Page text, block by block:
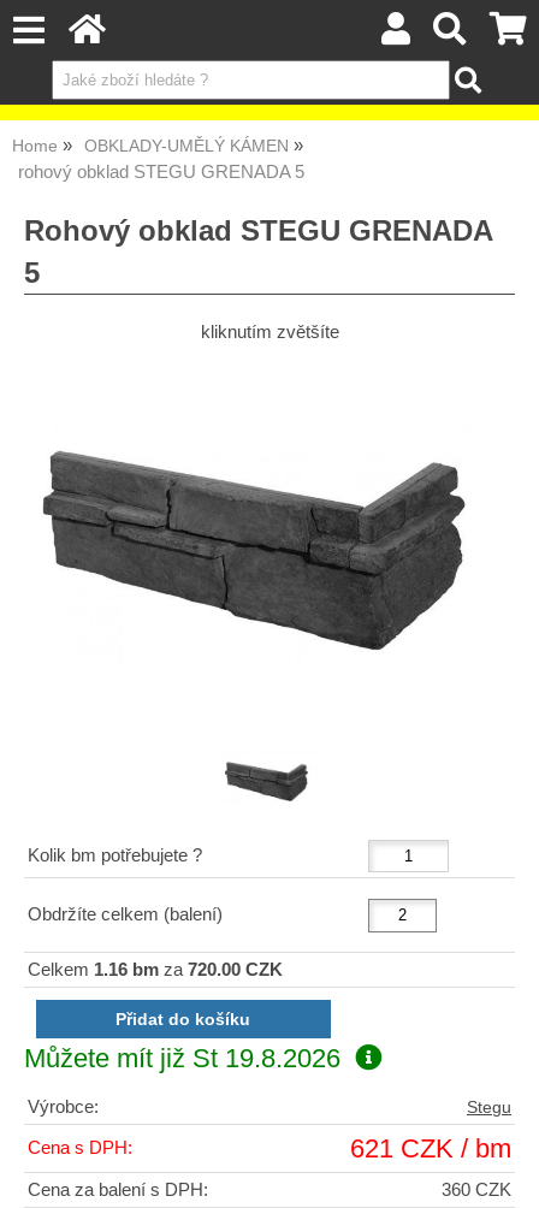
Home OBKLADY-UMĚLÝ KÁMEN
rohový obklad STEGU GRENADA 5
Rohový obklad STEGU GRENADA
5
kliknutím zvětšíte
Kolik bm potřebujete ?
Obdržíte celkem (balení)
Celkem 1.16 bm za720.00 CZK
Můžete mít již St 19.8.2026
Výrobce: Stegu
Cena s DPH: 621 CZK / bm
Cena za balení s DPH:
360 CZK